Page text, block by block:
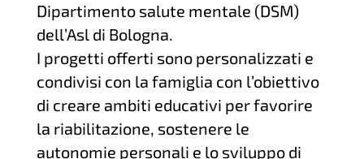
Dipartimento salute mentale (DSM)
dell’Asl di Bologna.
I progetti offerti sono personalizzati e
condivisi con la famiglia con l’obiettivo
di creare ambiti educativi per favorire
la riabilitazione, sostenere le
autonomie personali e lo sviluppo di